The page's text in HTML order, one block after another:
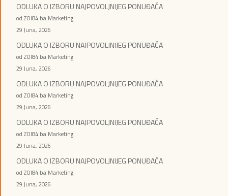
ODLUKA O IZBORU NAJPOVOLJNIJEG PONUĐAČA
od ZOI84.ba Marketing
29 Juna, 2026
ODLUKA O IZBORU NAJPOVOLJNIJEG PONUĐAČA
od ZOI84.ba Marketing
29 Juna, 2026
ODLUKA O IZBORU NAJPOVOLJNIJEG PONUĐAČA
od ZOI84.ba Marketing
29 Juna, 2026
ODLUKA O IZBORU NAJPOVOLJNIJEG PONUĐAČA
od ZOI84.ba Marketing
29 Juna, 2026
ODLUKA O IZBORU NAJPOVOLJNIJEG PONUĐAČA
od ZOI84.ba Marketing
29 Juna, 2026